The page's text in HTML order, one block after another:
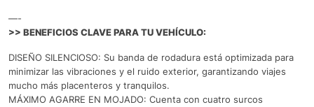
—-
>> BENEFICIOS CLAVE PARA TU VEHÍCULO:
DISEÑO SILENCIOSO: Su banda de rodadura está optimizada para
minimizar las vibraciones y el ruido exterior, garantizando viajes
mucho más placenteros y tranquilos.
MÁXIMO AGARRE EN MOJADO: Cuenta con cuatro surcos